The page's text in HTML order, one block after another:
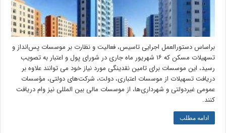
براساس دستورالعمل اجرایی تاسیس، فعالیت و نظارت بر موسسات پس‌انداز و
تسهیلات مسکن که ۱۶ شهریور ماه جاری در شورای پول و اعتبار به تصویب
رسید، این موسسات برای تامین نقدینگی مورد نیاز خود می توانند علاوه بر
دریافت تسهیلات از موسسات اعتباری، دولت، شرکت‌های دولتی، مؤسسات
عمومی غیردولتی و شهرداری‌ها، از موسسات مالی بین المللی نیز وام دریافت
کنند.
ادامه مطلب